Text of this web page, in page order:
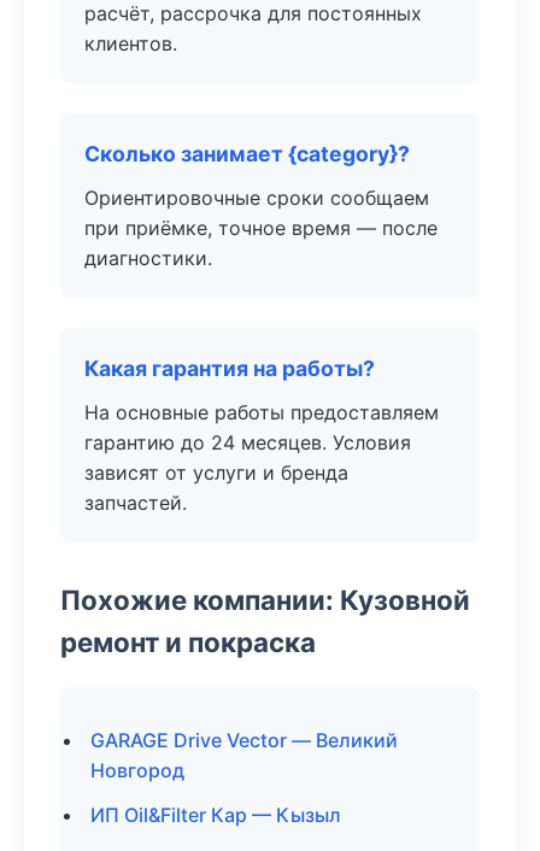
расчёт, рассрочка для постоянных
клиентов.
Сколько занимает {category}?
Ориентировочные сроки сообщаем
при приёмке, точное время — после
диагностики.
Какая гарантия на работы?
На основные работы предоставляем
гарантию до 24 месяцев. Условия
зависят от услуги и бренда
запчастей.
Похожие компании: Кузовной
ремонт и покраска
GARAGE Drive Vector — Великий
Новгород
ИП Oil&Filter Кар — Кызыл